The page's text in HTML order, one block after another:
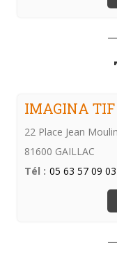
IMAGINA TIF
22 Place Jean Moulin
81600 GAILLAC
Tél : 05 63 57 09 03